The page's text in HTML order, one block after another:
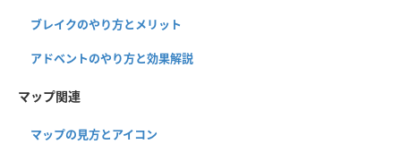
ブレイクのやり方とメリット
アドベントのやり方と効果解説
マップ関連
マップの見方とアイコン